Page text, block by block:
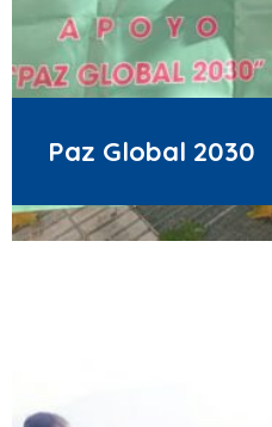
Paz Global 2030